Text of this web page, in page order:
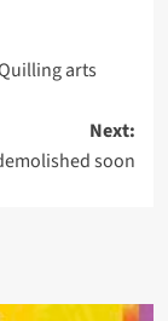
arts
Next:
soon